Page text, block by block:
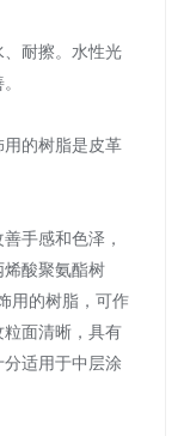
耐擦。水性光
的树脂是皮革
手感和色泽，
酸聚氨酯树
用的树脂，可作
面清晰，具有
适用于中层涂